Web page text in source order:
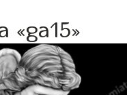
«ga15»